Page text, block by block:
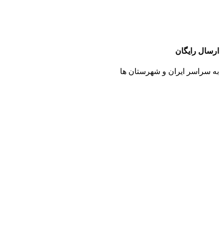
ارسال رایگان
به سراسر ایران و شهرستان ها